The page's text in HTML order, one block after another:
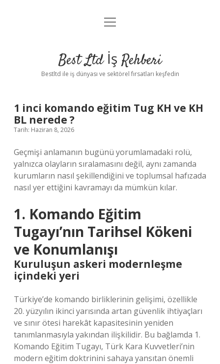
Anasayfa
Yasal Uyarı
menüyü
Best Ltd İş Rehberi
Bestltd ile iş dünyası ve sektörel fırsatları keşfedin
1 inci komando eğitim Tug KH ve KH
BL nerede ?
Tarih: Haziran 8, 2026
Geçmişi anlamanın bugünü yorumlamadaki rolü,
yalnızca olayların sıralamasını değil, aynı zamanda
kurumların nasıl şekillendiğini ve toplumsal hafızada
nasıl yer ettiğini kavramayı da mümkün kılar.
1. Komando Eğitim
Tugayı’nın Tarihsel Kökeni
ve Konumlanışı
Kuruluşun askeri modernleşme
içindeki yeri
Türkiye’de komando birliklerinin gelişimi, özellikle
20. yüzyılın ikinci yarısında artan güvenlik ihtiyaçları
ve sınır ötesi harekât kapasitesinin yeniden
tanımlanmasıyla yakından ilişkilidir. Bu bağlamda 1.
Komando Eğitim Tugayı, Türk Kara Kuvvetleri’nin
modern eğitim doktrinini sahaya yansıtan önemli